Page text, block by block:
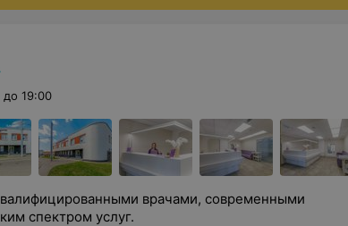
до 19:00
врачами, современными
спектром услуг.